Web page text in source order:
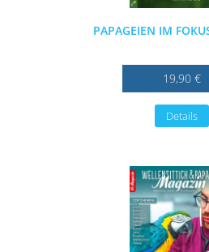
PAPAGEIEN IM
19,90 €
Details